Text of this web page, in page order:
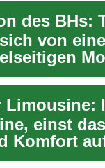
von
Limousine:
einst
Komfort
Tr...